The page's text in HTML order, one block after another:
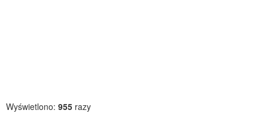
Wyświetlono: 955 razy